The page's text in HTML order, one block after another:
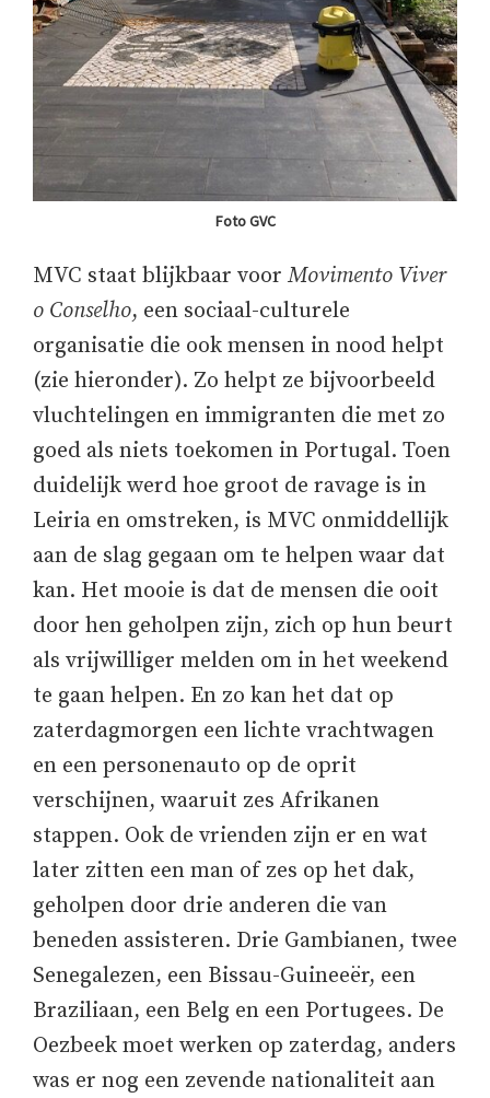
Foto GVC
MVC staat blijkbaar voor Movimento Viver
o Conselho, een sociaal-culturele
organisatie die ook mensen in nood helpt
(zie hieronder). Zo helpt ze bijvoorbeeld
vluchtelingen en immigranten die met zo
goed als niets toekomen in Portugal. Toen
duidelijk werd hoe groot de ravage is in
Leiria en omstreken, is MVC onmiddellijk
aan de slag gegaan om te helpen waar dat
kan. Het mooie is dat de mensen die ooit
door hen geholpen zijn, zich op hun beurt
als vrijwilliger melden om in het weekend
te gaan helpen. En zo kan het dat op
zaterdagmorgen een lichte vrachtwagen
en een personenauto op de oprit
verschijnen, waaruit zes Afrikanen
stappen. Ook de vrienden zijn er en wat
later zitten een man of zes op het dak,
geholpen door drie anderen die van
beneden assisteren. Drie Gambianen, twee
Senegalezen, een Bissau-Guineeër, een
Braziliaan, een Belg en een Portugees. De
Oezbeek moet werken op zaterdag, anders
was er nog een zevende nationaliteit aan